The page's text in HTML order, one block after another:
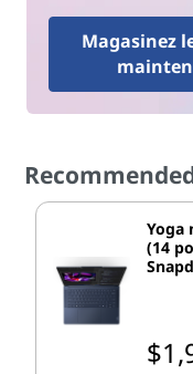
Magasinez
Yoga
(14